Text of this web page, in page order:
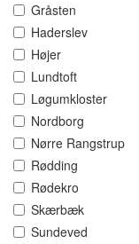
Gråsten
Haderslev
Højer
Lundtoft
Løgumkloster
Nordborg
Nørre Rangstrup
Rødding
Rødekro
Skærbæk
Sundeved